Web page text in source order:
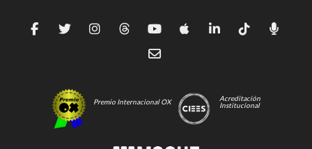
Premio Internacional OX
Acreditación
Institucional